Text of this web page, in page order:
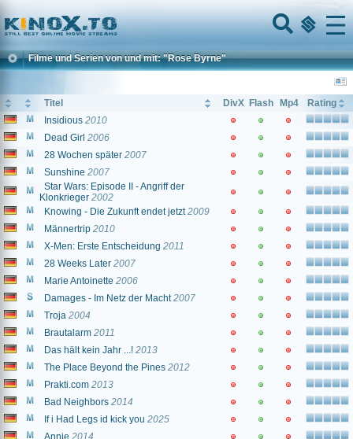
Home
Menu
Filme und Serien von und mit: "Rose Byrne"
Titel DivX Flash Mp4
Rating
Insidious 2010
Dead Girl 2006
28 Wochen später 2007
Sunshine 2007
Star Wars: Episode II - Angriff der
Klonkrieger 2002
Knowing - Die Zukunft endet jetzt 2009
Männertrip 2010
X-Men: Erste Entscheidung 2011
28 Weeks Later 2007
Marie Antoinette 2006
Damages - Im Netz der Macht 2007
Troja 2004
Brautalarm 2011
Das hält kein Jahr ...! 2013
The Place Beyond the Pines 2012
Prakti.com 2013
Bad Neighbors 2014
If i Had Legs id kick you 2025
Annie 2014